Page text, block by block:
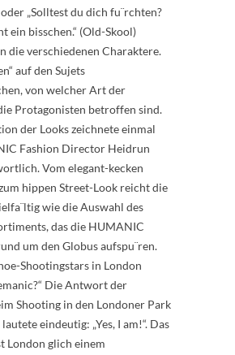
„Solltest du dich fu¨rchten?
ein bisschen.“ (Old-Skool)
die verschiedenen Charaktere.
auf den Sujets
von welcher Art der
Protagonisten betroffen sind.
der Looks zeichnete einmal
Fashion Director Heidrun
Vom elegant-kecken
hippen Street-Look reicht die
wie die Auswahl des
das die HUMANIC
um den Globus aufspu¨ren.
Shootingstars in London
Die Antwort der
Shooting in den Londoner Park
eindeutig: „Yes, I am!“. Das
London glich einem